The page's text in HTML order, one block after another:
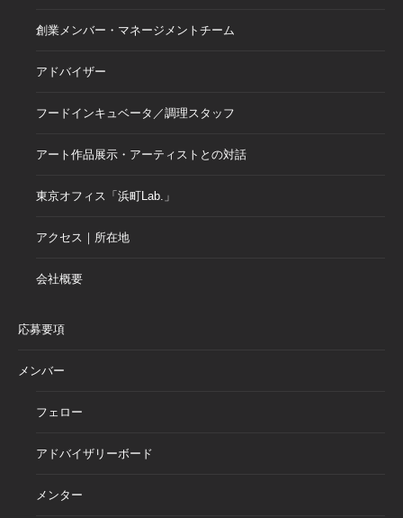
創業メンバー・マネージメントチーム
アドバイザー
フードインキュベータ／調理スタッフ
アート作品展示・アーティストとの対話
東京オフィス「浜町Lab.」
アクセス｜所在地
会社概要
応募要項
メンバー
フェロー
アドバイザリーボード
メンター